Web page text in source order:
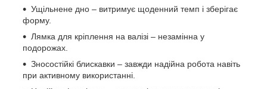
Ущільнене дно – витримує щоденний темп і зберігає
форму.
Лямка для кріплення на валізі – незамінна у
подорожах.
Зносостійкі блискавки – завжди надійна робота навіть
при активному використанні.